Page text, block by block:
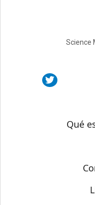
Science
Sobre SMC
Qué